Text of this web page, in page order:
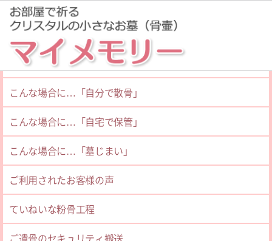
ホーム
２０２６年０８月０３日消印
ホッとしました
広島県ご在住・６０歳代女性
ありがとうございました。正直「大切なお骨さま」を郵送で、
と当初不安でした。ですが、説明書、電話でのご...
粉骨サービスご案内
自宅墓マイメモリーセットご案内
こんな場合に…「自分で散骨」
こんな場合に…「自宅で保管」
こんな場合に…「墓じまい」
ご利用されたお客様の声
ていねいな粉骨工程